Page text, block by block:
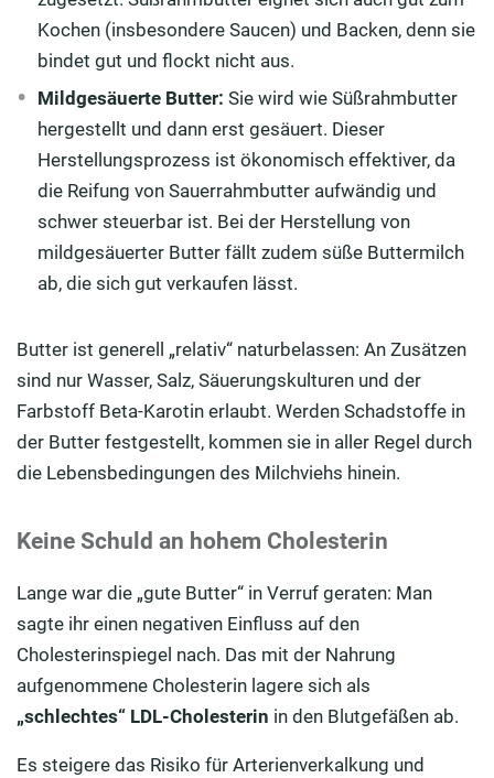
Kochen (insbesondere Saucen) und Backen, denn sie
bindet gut und flockt nicht aus.
Mildgesäuerte Butter:Sie wird wie Süßrahmbutter
hergestellt und dann erst gesäuert. Dieser
Herstellungsprozess ist ökonomisch effektiver, da
die Reifung von Sauerrahmbutter aufwändig und
schwer steuerbar ist. Bei der Herstellung von
mildgesäuerter Butter fällt zudem süße Buttermilch
ab, die sich gut verkaufen lässt.
Butter ist generell „relativ“ naturbelassen: An Zusätzen
sind nur Wasser, Salz, Säuerungskulturen und der
Farbstoff Beta-Karotin erlaubt. Werden Schadstoffe in
der Butter festgestellt, kommen sie in aller Regel durch
die Lebensbedingungen des Milchviehs hinein.
Keine Schuld an hohem Cholesterin
Lange war die „gute Butter“ in Verruf geraten: Man
sagte ihr einen negativen Einfluss auf den
Cholesterinspiegel nach. Das mit der Nahrung
aufgenommene Cholesterin lagere sich als
„schlechtes“ LDL-Cholesterin in den Blutgefäßen ab.
Es steigere das Risiko für Arterienverkalkung und